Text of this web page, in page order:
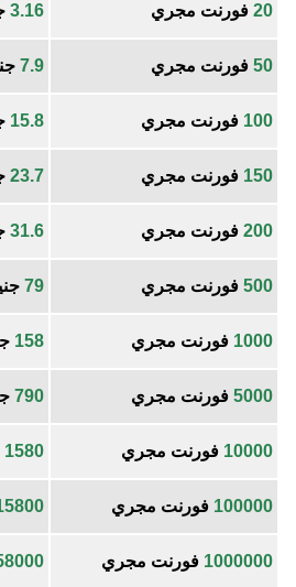
20 فورنت مجري 3.16
50 فورنت مجري 7.9
100 فورنت مجري 15.8
150 فورنت مجري 23.7
200 فورنت مجري 31.6
500 فورنت مجري 79
1000 فورنت مجري 158
5000 فورنت مجري 790
10000 فورنت مجري 1580
100000 فورنت مجري
1000000 فورنت مجري